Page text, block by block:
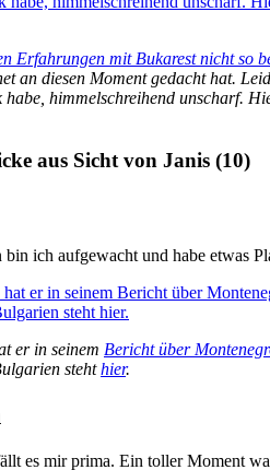
Erfahrungen mit Bukarest nicht so
an diesen Moment gedacht hat.
himmelschreihend unscharf.
aus Sicht von Janis (10)
ich aufgewacht und habe etwas
er in seinem Bericht über
stehthier.
es mir prima. Ein toller Moment